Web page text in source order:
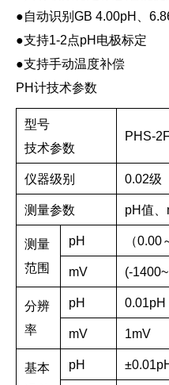
●自动识别GB 4.00pH、
●支持1-2点pH电极标定
●支持手动温度补偿
PH计技术参数
型号
技术参数
PHS-
仪器级别 0.02级
测量参数 pH值、
测量
范围
pH （0.00
mV (-
分辨
率
pH 0.01pH
mV 1mV
基本
pH